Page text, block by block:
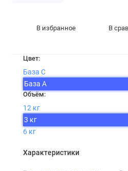
В избранное В
Цвет:
База С
База А
Объём:
12 кг
3 кг
6 кг
Характеристики